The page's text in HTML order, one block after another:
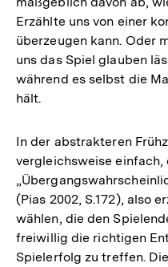
Erzählte uns von einer
überzeugen kann. Oder
uns das Spiel glauben
während es selbst die
hält.
In der abstrakteren
vergleichsweise einfach,
(Pias 2002, S.172), also
wählen, die den
freiwillig die richtigen
Spielerfolg zu treffen.